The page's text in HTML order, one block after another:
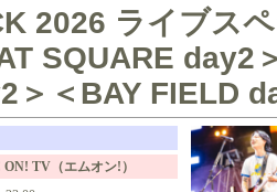
2026 ライブス
SQUARE day2
＞＜BAY FIELD
TV（エムオン!）